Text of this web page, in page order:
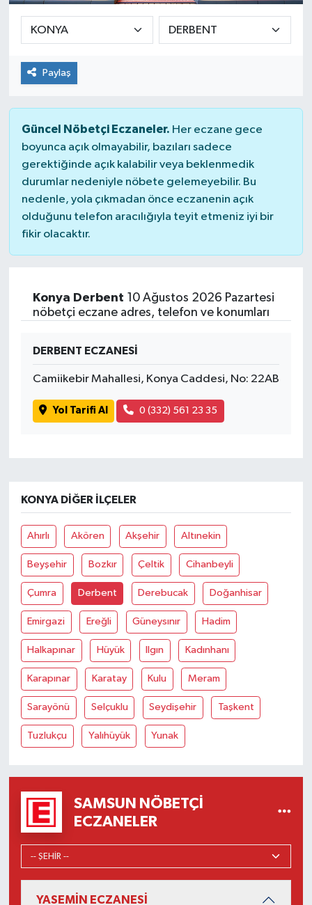
Paylaş
Güncel Nöbetçi Eczaneler. Her eczane gece
boyunca açık olmayabilir, bazıları sadece
gerektiğinde açık kalabilir veya beklenmedik
durumlar nedeniyle nöbete gelemeyebilir. Bu
nedenle, yola çıkmadan önce eczanenin açık
olduğunu telefon aracılığıyla teyit etmeniz iyi bir
fikir olacaktır.
Konya Derbent 10 Ağustos 2026 Pazartesi
nöbetçi eczane adres, telefon ve konumları
DERBENT ECZANESİ
Camiikebir Mahallesi, Konya Caddesi, No: 22AB
Yol Tarifi Al 0 (332) 561 23 35
KONYA DIĞER İLÇELER
Ahırlı Akören Akşehir Altınekin
Beyşehir Bozkır Çeltik Cihanbeyli
Çumra Derbent Derebucak Doğanhisar
Emirgazi Ereğli Güneysınır Hadim
Halkapınar Hüyük Ilgın Kadınhanı
Karapınar Karatay Kulu Meram
Sarayönü Selçuklu Seydişehir Taşkent
Tuzlukçu Yalıhüyük Yunak
SAMSUN NÖBETÇI
ECZANELER
YASEMİN ECZANESİ